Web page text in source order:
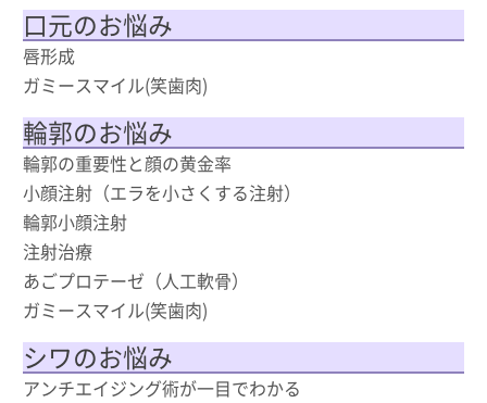
口元のお悩み
唇形成
ガミースマイル(笑歯肉)
輪郭のお悩み
輪郭の重要性と顔の黄金率
小顔注射（エラを小さくする注射）
輪郭小顔注射
注射治療
あごプロテーゼ（人工軟骨）
ガミースマイル(笑歯肉)
シワのお悩み
アンチエイジング術が一目でわかる